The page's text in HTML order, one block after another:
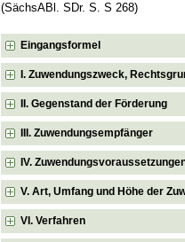
(SächsABl. SDr. S. S 268)
Eingangsformel
I. Zuwendungszweck,
II. Gegenstand der Förderung
III. Zuwendungsempfänger
IV.
V. Art, Umfang und Höhe der
VI. Verfahren